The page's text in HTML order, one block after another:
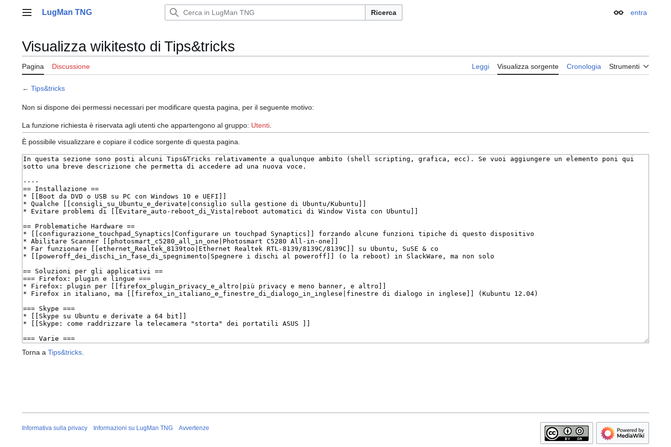
Menu principale
LugMan TNG Ricerca Aspetto
entra
Visualizza wikitesto di Tips&tricks
Pagina Discussione Leggi Visualizza sorgente Cronologia Strumenti
← Tips&tricks
Non si dispone dei permessi necessari per modificare questa pagina, per il seguente motivo:
La funzione richiesta è riservata agli utenti che appartengono al gruppo: Utenti
È possibile visualizzare e copiare il codice sorgente di questa pagina.
Torna a Tips&tricks.
Informativa sulla privacy Informazioni su LugMan TNG Avvertenze